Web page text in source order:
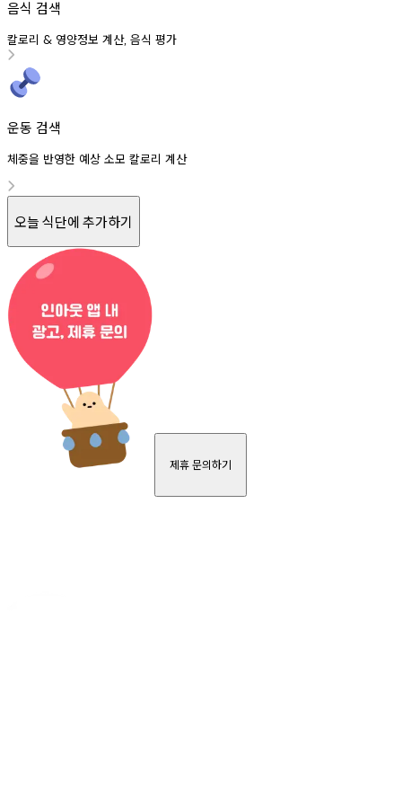
음식 검색
칼로리 & 영양정보 계산, 음식 평가
운동 검색
체중을 반영한 예상 소모 칼로리 계산
오늘 식단에 추가하기
제휴 문의하기